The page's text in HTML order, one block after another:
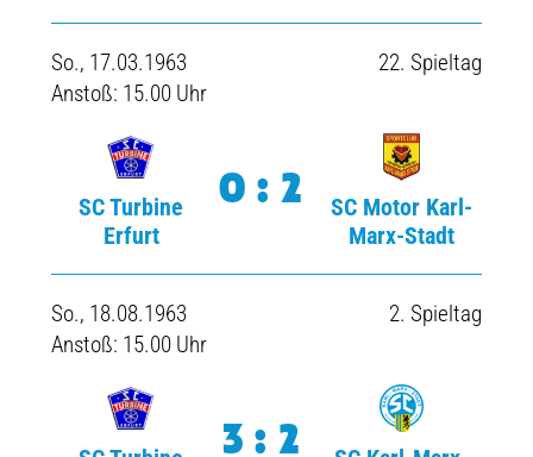
So., 17.03.1963
Anstoß: 15.00 Uhr
22. Spieltag
SC Turbine
Erfurt
0:2
SC Motor Karl-
Marx-Stadt
So., 18.08.1963
Anstoß: 15.00 Uhr
2. Spieltag
3:2